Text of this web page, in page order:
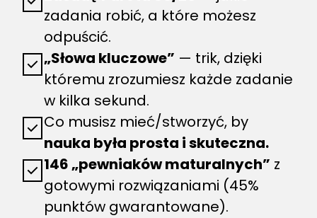
zadania robić, a które możesz
odpuścić.
„Słowa kluczowe” — trik, dzięki
któremu zrozumiesz każde zadanie
w kilka sekund.
Co musisz mieć/stworzyć, by
nauka była prosta i skuteczna.
146 „pewniaków maturalnych” z
gotowymi rozwiązaniami (45%
punktów gwarantowane).